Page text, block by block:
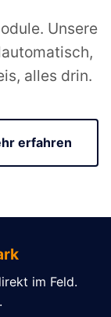
Unsere
alles drin.
erfahren
im Feld.